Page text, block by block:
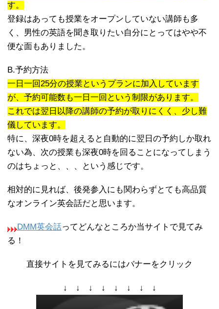
す。
登録はあっても授業をオープンしていない講師も多
く、男性の英語を聞き取りたい自分にとってはやや不
便な面もありました。
B.予約方法
一日一回25分の授業というプランに加入しています
が、予約可能数も一日一回という制限があります。
これでは翌日以降の講師の予約が取りにくく、少し難
儀しています。
特に、深夜0時を超えると自動的に翌日の予約しか取れ
ない為、次の授業も深夜0時を回ることになってしまう
のはちょっと、、、という感じです。
相対的に見れば、後発参入にも関わらずとても高品質
なオンライン英会話だと思います。
DMM英会話ってどんなところか当サイトで見てみ
る！
直接サイトを見てみるにはバナーをクリック
↓ ↓ ↓ ↓ ↓ ↓ ↓ ↓